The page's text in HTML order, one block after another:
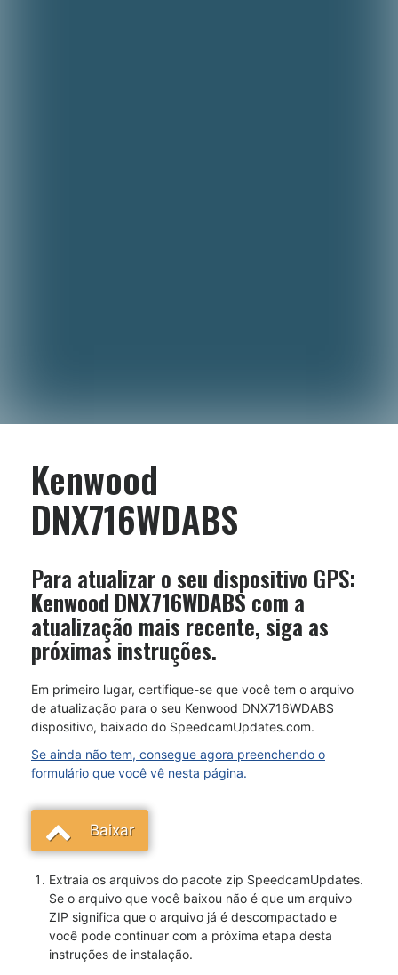
Kenwood
DNX716WDABS
Para atualizar o seu dispositivo GPS:
Kenwood DNX716WDABS com a
atualização mais recente, siga as
próximas instruções.
Em primeiro lugar, certifique-se que você tem o arquivo
de atualização para o seu Kenwood DNX716WDABS
dispositivo, baixado do SpeedcamUpdates.com.
Se ainda não tem, consegue agora preenchendo o
formulário que você vê nesta página.
Baixar
Extraia os arquivos do pacote zip SpeedcamUpdates.
Se o arquivo que você baixou não é que um arquivo
ZIP significa que o arquivo já é descompactado e
você pode continuar com a próxima etapa desta
instruções de instalação.